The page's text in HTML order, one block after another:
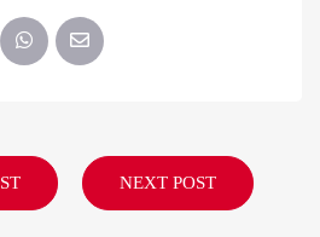
NEXT POST